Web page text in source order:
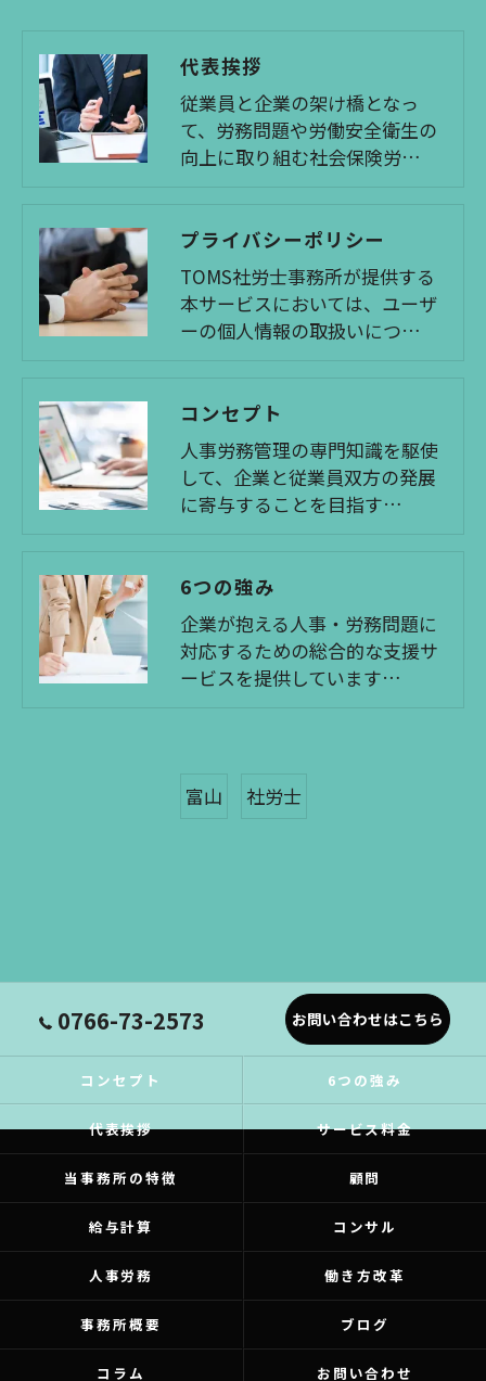
代表挨拶
従業員と企業の架け橋となっ
て、労務問題や労働安全衛生の
向上に取り組む社会保険労…
プライバシーポリシー
TOMS社労士事務所が提供する
本サービスにおいては、ユーザ
ーの個人情報の取扱いにつ…
コンセプト
人事労務管理の専門知識を駆使
して、企業と従業員双方の発展
に寄与することを目指す…
6つの強み
企業が抱える人事・労務問題に
対応するための総合的な支援サ
ービスを提供しています…
富山 社労士
0766-73-2573 お問い合わせはこちら
コンセプト 6つの強み
代表挨拶 サービス料金
当事務所の特徴 顧問
給与計算 コンサル
人事労務 働き方改革
事務所概要 ブログ
コラム お問い合わせ